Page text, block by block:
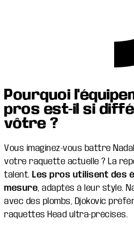
Pourquoi
pros est-il si
vôtre ?
Vous imaginez-vous battre
votre raquette actuelle ? La
talent. Les pros utilisent des
mesure, adaptés à leur style.
avec des plombs, Djokovic
raquettes Head ultra-précises.